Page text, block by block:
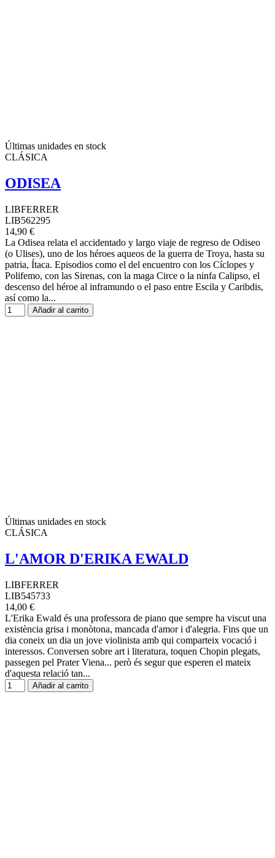
Últimas unidades en stock
CLÁSICA
ODISEA
LIBFERRER
LIB562295
14,90 €
La Odisea relata el accidentado y largo viaje de regreso de Odiseo
(o Ulises), uno de los héroes aqueos de la guerra de Troya, hasta su
patria, Ítaca. Episodios como el del encuentro con los Cíclopes y
Polifemo, con las Sirenas, con la maga Circe o la ninfa Calipso, el
descenso del héroe al inframundo o el paso entre Escila y Caribdis,
así como la...
Añadir al carrito
Últimas unidades en stock
CLÁSICA
L'AMOR D'ERIKA EWALD
LIBFERRER
LIB545733
14,00 €
L'Erika Ewald és una professora de piano que sempre ha viscut una
existència grisa i monòtona, mancada d'amor i d'alegria. Fins que un
dia coneix un dia un jove violinista amb qui comparteix vocació i
interessos. Conversen sobre art i literatura, toquen Chopin plegats,
passegen pel Prater Viena... però és segur que esperen el mateix
d'aquesta relació tan...
Añadir al carrito